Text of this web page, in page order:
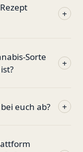
+
Sorte
+
euch ab? +